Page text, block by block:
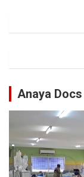
Anaya Docs